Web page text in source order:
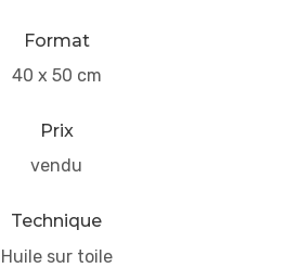
Format
40 x 50 cm
Prix
vendu
Technique
Huile sur toile